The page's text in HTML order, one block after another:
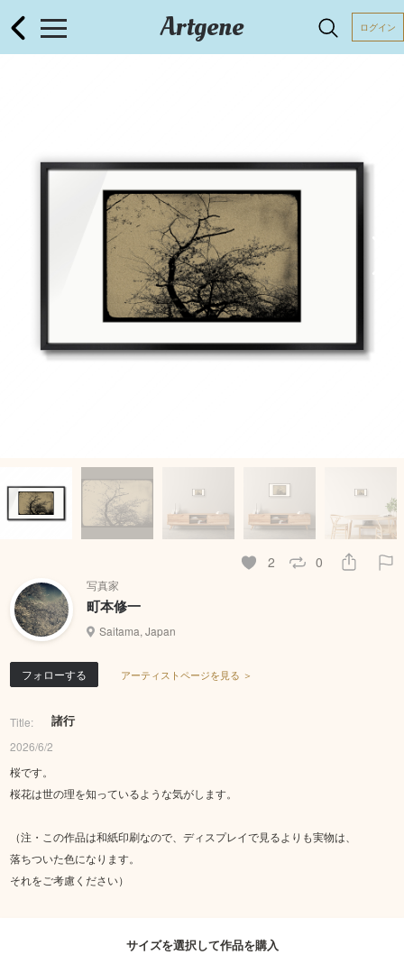
Artgene ログイン
2 0
写真家
町本修一
Saitama, Japan
フォローする アーティストページを見る ＞
Title: 諸行
2026/6/2
桜です。
桜花は世の理を知っているような気がします。
（注・この作品は和紙印刷なので、ディスプレイで見るよりも実物は、
落ちついた色になります。
それをご考慮ください）
サイズを選択して作品を購入